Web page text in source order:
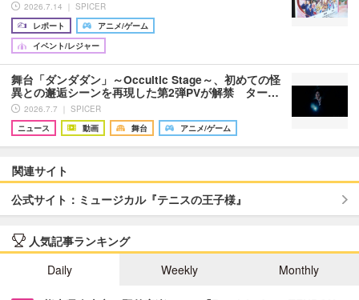
2026.7.14 ｜ SPICER
レポート
アニメ/ゲーム
イベント/レジャー
舞台「ダンダダン」～Occultic Stage～、初めての怪
異との邂逅シーンを再現した第2弾PVが解禁 ター…
2026.7.7 ｜ SPICER
ニュース
動画 舞台 アニメ/ゲーム
関連サイト
公式サイト：ミュージカル『テニスの王子様』
人気記事ランキング
Daily
Weekly Monthly